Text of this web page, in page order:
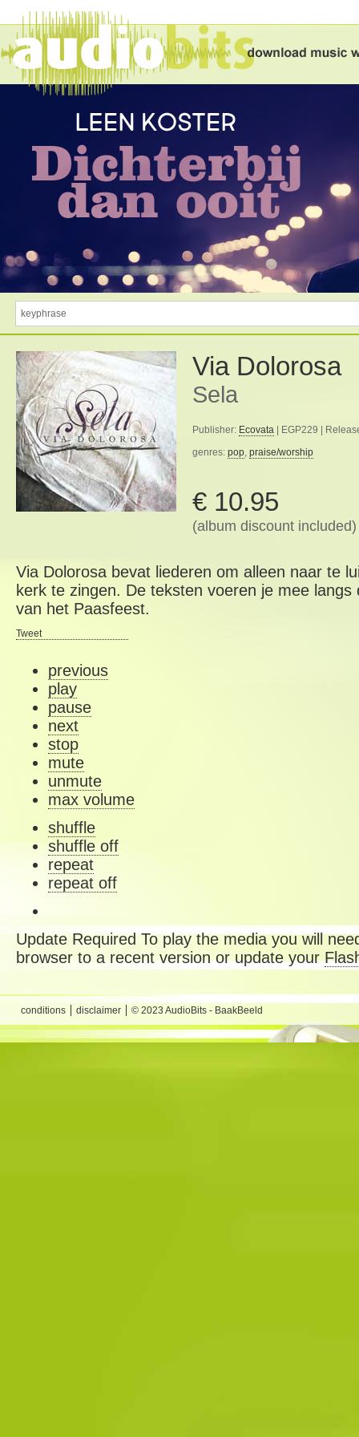
Via Dolorosa
Sela
Publisher: Ecovata | EGP229 |
genres: pop, praise/worship
€ 10.95
(album discount included)
Via Dolorosa bevat liederen om alleen naar te
kerk te zingen. De teksten voeren je mee
van het Paasfeest.
Tweet
previous
play
pause
next
stop
mute
unmute
max volume
shuffle
shuffle off
repeat
repeat off
Update RequiredTo play the media you will
browser to a recent version or update your
conditions disclaimer © 2023 AudioBits - BaakBeeld